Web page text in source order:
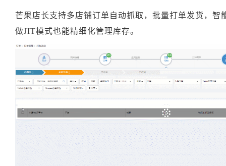
芒果店长支持多店铺订单自动抓取，批量打单发货，智
做JIT模式也能精细化管理库存。